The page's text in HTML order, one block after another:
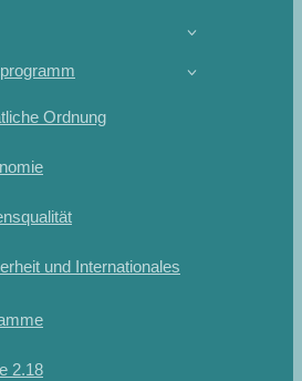
Ordnung
und Internationales
2.18